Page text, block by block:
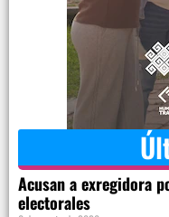
Acusan a exregidora
electorales